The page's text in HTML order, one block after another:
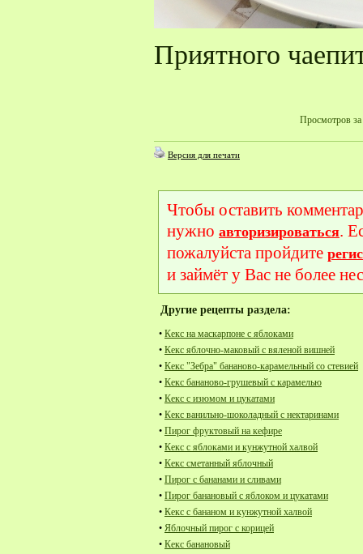
Приятного
Просмотров за
Версия для печати
Чтобы оставить
нужно авторизироваться.
пожалуйста пройдите
и займёт у Вас не более
Другие рецепты раздела:
• Кекс на маскарпоне с яблоками
• Кекс яблочно-маковый с вяленой вишней
• Кекс "Зебра" бананово-карамельный со стевией
• Кекс бананово-грушевый с карамелью
• Кекс с изюмом и цукатами
• Кекс ванильно-шоколадный с нектаринами
• Пирог фруктовый на кефире
• Кекс с яблоками и кунжутной халвой
• Кекс сметанный яблочный
• Пирог с бананами и сливами
• Пирог банановый с яблоком и цукатами
• Кекс с бананом и кунжутной халвой
• Яблочный пирог с корицей
• Кекс банановый